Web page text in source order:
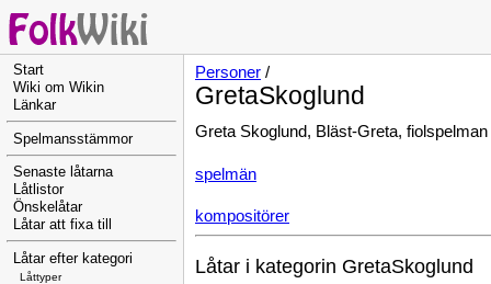
Start
Wiki om Wikin
Länkar
Spelmansstämmor
Senaste låtarna
Låtlistor
Önskelåtar
Låtar att fixa till
Låtar efter kategori
Låttyper
Personer /
GretaSkoglund
Greta Skoglund, Bläst-Greta,
spelmän
kompositörer
Låtar i kategorin GretaSkoglund